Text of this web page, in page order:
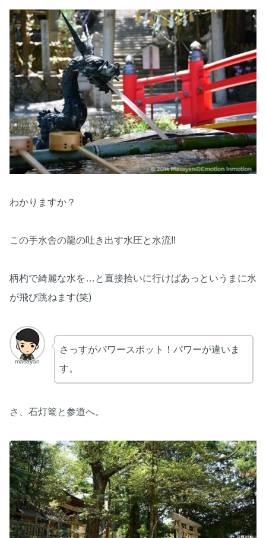
わかりますか？
この手水舎の龍の吐き出す水圧と水流!!
柄杓で綺麗な水を…と直接拾いに行けばあっというまに水
が飛び跳ねます(笑)
masayan
さっすがパワースポット！パワーが違いま
す。
さ、石灯篭と参道へ。